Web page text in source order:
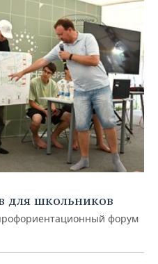
для школьников
форум